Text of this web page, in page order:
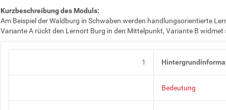
Kurzbeschreibung des Moduls:
Am Beispiel der Waldburg in Schwaben werden handlungsorientierte
Variante A rückt den Lernort Burg in den Mittelpunkt, Variante B
1
Bedeutung